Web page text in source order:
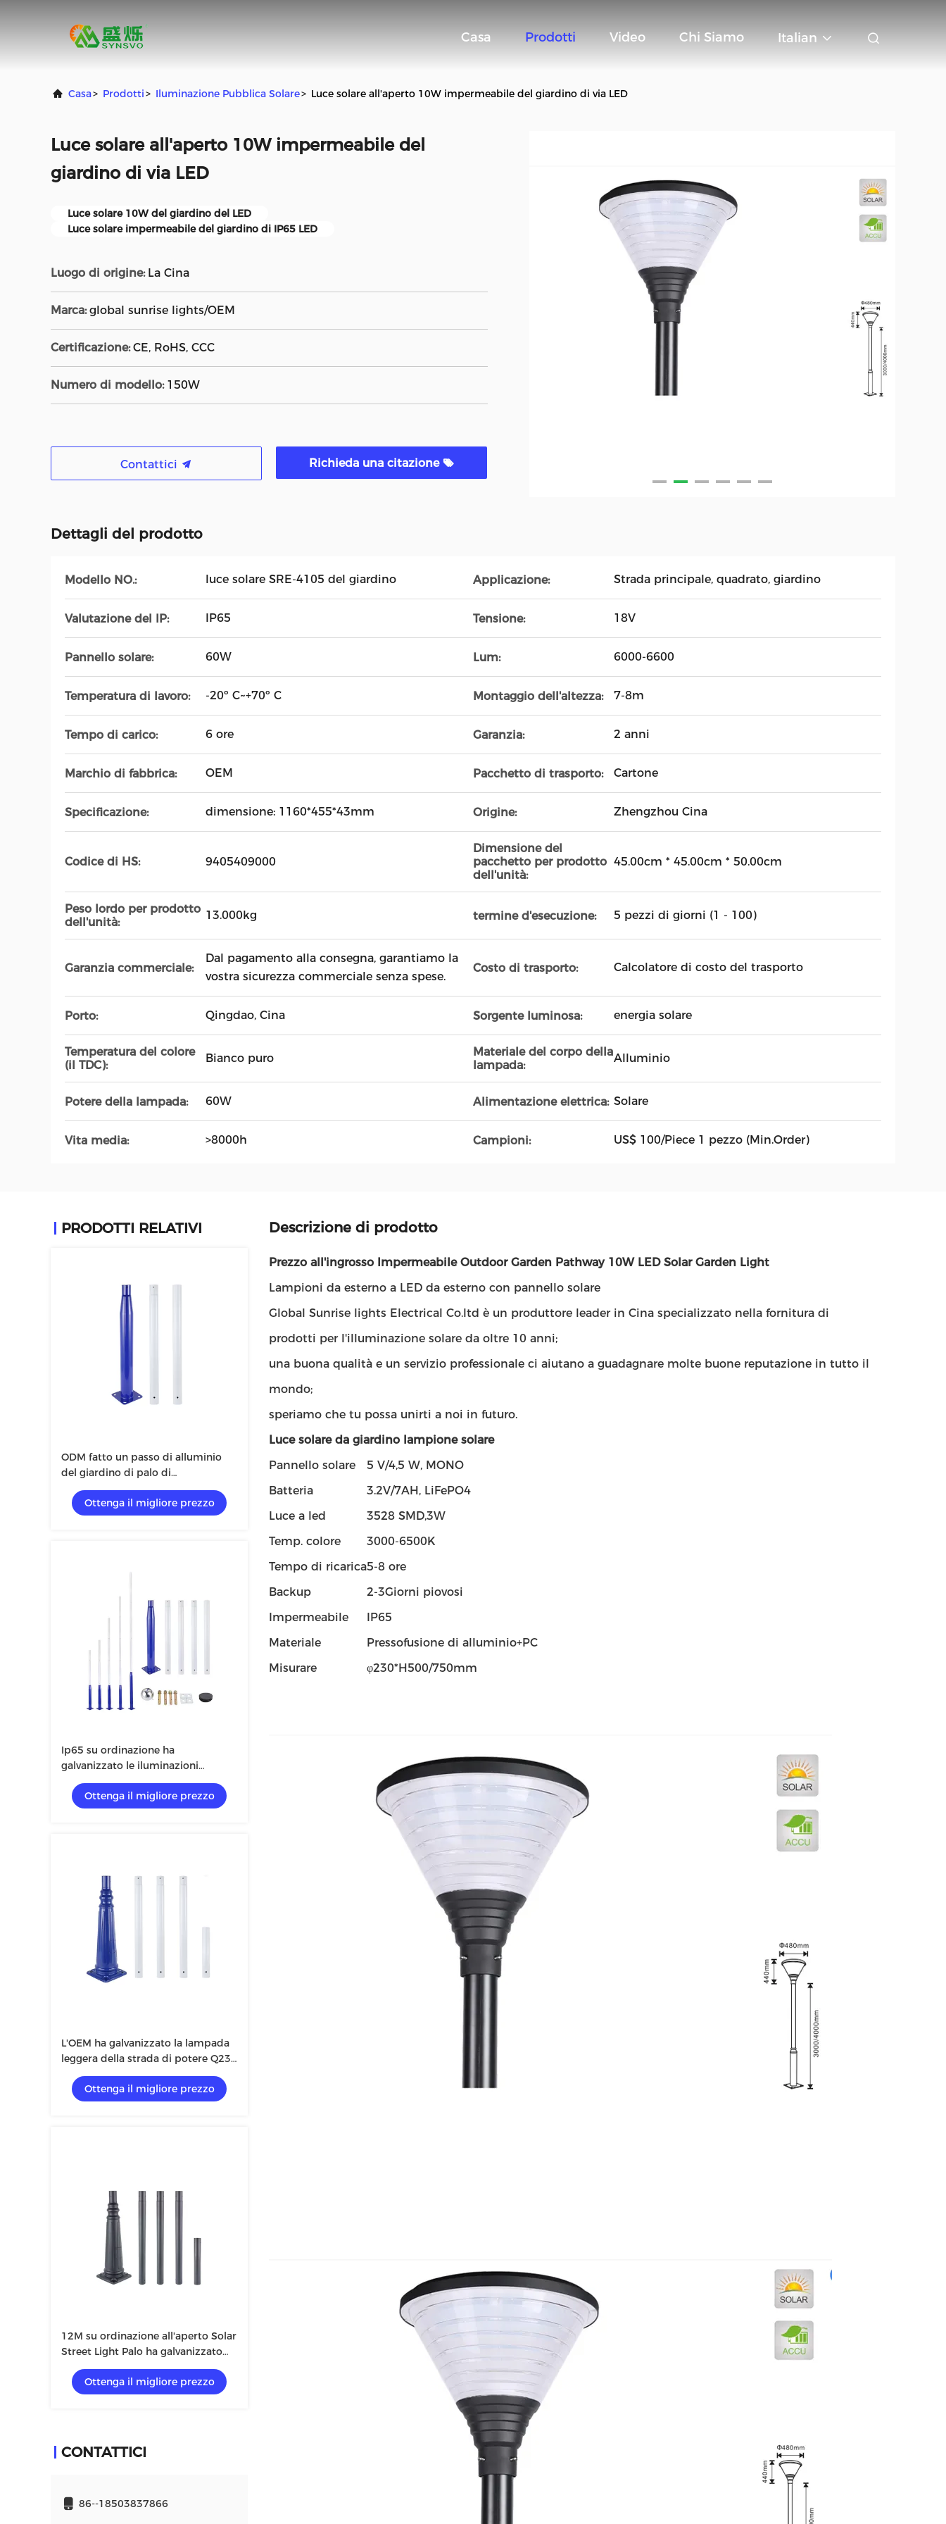
Casa Prodotti Video Chi Siamo Italian
Casa> Prodotti> Iluminazione Pubblica Solare> Luce solare all'aperto 10W impermeabile del giardino di via LED
Luce solare all'aperto 10W impermeabile del
giardino di via LED
Luce solare 10W del giardino del LED
Luce solare impermeabile del giardino di IP65 LED
Luogo di origine: La Cina
Marca: global sunrise lights/OEM
Certificazione: CE, RoHS, CCC
Numero di modello: 150W
Contattici Richieda una citazione
Dettagli del prodotto
Modello NO.: luce solare SRE-4105 del giardino Applicazione: Strada principale, quadrato, giardino
Valutazione del IP: IP65 Tensione: 18V
Pannello solare: 60W Lum: 6000-6600
Temperatura di lavoro: -20º C~+70º C Montaggio dell'altezza: 7-8m
Tempo di carico: 6 ore Garanzia: 2 anni
Marchio di fabbrica: OEM Pacchetto di trasporto: Cartone
Specificazione: dimensione: 1160*455*43mm Origine: Zhengzhou Cina
Codice di HS: 9405409000
Dimensione del
pacchetto per prodotto
dell'unità:
45.00cm * 45.00cm * 50.00cm
Peso lordo per prodotto
dell'unità:
13.000kg termine d'esecuzione: 5 pezzi di giorni (1 - 100)
Garanzia commerciale:
Dal pagamento alla consegna, garantiamo la
vostra sicurezza commerciale senza spese.
Costo di trasporto: Calcolatore di costo del trasporto
Porto: Qingdao, Cina Sorgente luminosa: energia solare
Temperatura del colore
(il TDC):
Bianco puro
Materiale del corpo della
lampada:
Alluminio
Potere della lampada: 60W Alimentazione elettrica: Solare
Vita media: >8000h Campioni: US$ 100/Piece 1 pezzo (Min.Order)
PRODOTTI RELATIVI
ODM fatto un passo di alluminio
del giardino di palo di
iluminazione pubblica di 3m 4m
6m 8m per all'aperto
Ottenga il migliore prezzo
Ip65 su ordinazione ha
galvanizzato le iluminazioni
pubbliche solare parti di 12M - di 8
Single Arm Road Palo
Ottenga il migliore prezzo
L'OEM ha galvanizzato la lampada
leggera della strada di potere Q235
di palo della via solare d'acciaio
all'aperto
Ottenga il migliore prezzo
12M su ordinazione all'aperto Solar
Street Light Palo ha galvanizzato
Smart principale astuto Palo 15m
Ottenga il migliore prezzo
CONTATTICI
86--18503837866
Descrizione di prodotto
Prezzo all'ingrosso Impermeabile Outdoor Garden Pathway 10W LED Solar Garden Light
Lampioni da esterno a LED da esterno con pannello solare
Global Sunrise lights Electrical Co.ltd è un produttore leader in Cina specializzato nella fornitura di
prodotti per l'illuminazione solare da oltre 10 anni;
una buona qualità e un servizio professionale ci aiutano a guadagnare molte buone reputazione in tutto il
mondo;
speriamo che tu possa unirti a noi in futuro.
Luce solare da giardino lampione solare
Pannello solare
5 V/4,5 W, MONO
Batteria
3.2V/7AH, LiFePO4
Luce a led
3528 SMD,3W
Temp. colore
3000-6500K
Tempo di ricarica5-8 ore
Backup
2-3Giorni piovosi
Impermeabile
IP65
Materiale
Pressofusione di alluminio+PC
Misurare
φ230*H500/750mm